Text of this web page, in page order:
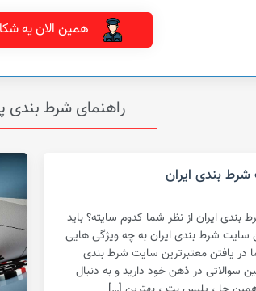
همین الان یه
راهنمای شرط
بندی ایران
بندی ایران از نظر شما کدوم سایته؟ باید
سایت شرط بندی ایران به چه ویژگی هایی
در یافتن معتبرترین سایت شرط بندی
سوالاتی در ذهن خود دارید و به دنبال